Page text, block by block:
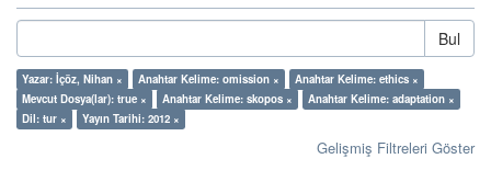
Bul
Yazar: İçöz, Nihan × Anahtar Kelime: omission ×
Anahtar Kelime: ethics ×
Mevcut Dosya(lar): true ×
Anahtar Kelime: skopos ×
Anahtar Kelime: adaptation ×
Dil: tur ×
Yayın Tarihi: 2012 ×
Gelişmiş Filtreleri Göster